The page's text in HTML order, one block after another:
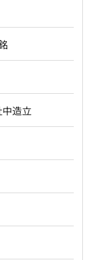
造立